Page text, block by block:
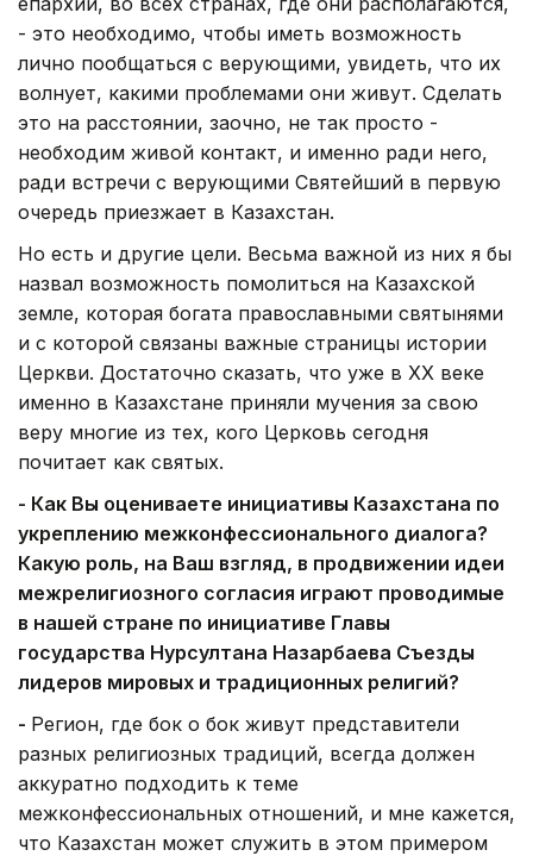
- это необходимо, чтобы иметь возможность
лично пообщаться с верующими, увидеть, что их
волнует, какими проблемами они живут. Сделать
это на расстоянии, заочно, не так просто -
необходим живой контакт, и именно ради него,
ради встречи с верующими Святейший в первую
очередь приезжает в Казахстан.
Но есть и другие цели. Весьма важной из них я бы
назвал возможность помолиться на Казахской
земле, которая богата православными святынями
и с которой связаны важные страницы истории
Церкви. Достаточно сказать, что уже в XX веке
именно в Казахстане приняли мучения за свою
веру многие из тех, кого Церковь сегодня
почитает как святых.
- Как Вы оцениваете инициативы Казахстана по
укреплению межконфессионального диалога?
Какую роль, на Ваш взгляд, в продвижении идеи
межрелигиозного согласия играют проводимые
в нашей стране по инициативе Главы
государства Нурсултана Назарбаева Съезды
лидеров мировых и традиционных религий?
- Регион, где бок о бок живут представители
разных религиозных традиций, всегда должен
аккуратно подходить к теме
межконфессиональных отношений, и мне кажется,
что Казахстан может служить в этом примером